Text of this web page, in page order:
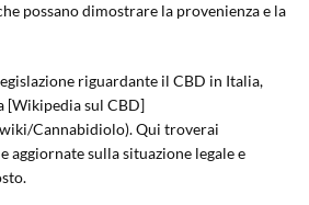
possano dimostrare la provenienza e la
riguardante il CBD in Italia,
[Wikipedia sul CBD]
Cannabidiolo). Qui troverai
aggiornate sulla situazione legale e